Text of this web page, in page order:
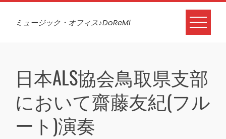
Skip
ミュージック・オフィス♪DoReMi
日本ALS協会鳥取県支部
において齋藤友紀(フル
ート)演奏